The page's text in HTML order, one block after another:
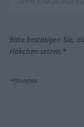
Bitte bestätigen Sie,
Häkchen setzen.*
*Pflichtfeld